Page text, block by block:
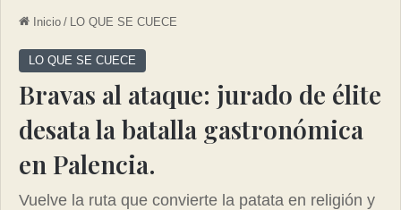
Inicio / LO QUE SE CUECE
LO QUE SE CUECE
Bravas al ataque: jurado de élite
desata la batalla gastronómica
en Palencia.
Vuelve la ruta que convierte la patata en religión y